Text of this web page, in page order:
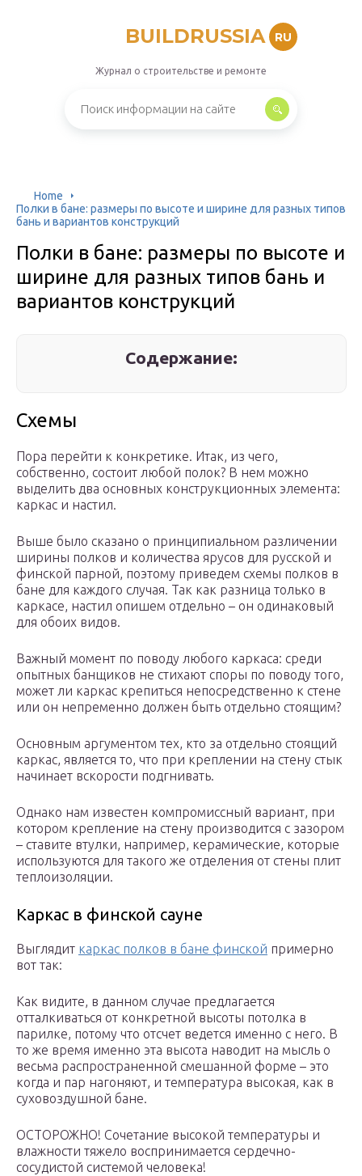
BUILDRUSSIA RU
Журнал о строительстве и ремонте
Home
Полки в бане: размеры по высоте и ширине для разных типов
бань и вариантов конструкций
Полки в бане: размеры по высоте и
ширине для разных типов бань и
вариантов конструкций
Содержание:
Схемы
Пора перейти к конкретике. Итак, из чего,
собственно, состоит любой полок? В нем можно
выделить два основных конструкционных элемента:
каркас и настил.
Выше было сказано о принципиальном различении
ширины полков и количества ярусов для русской и
финской парной, поэтому приведем схемы полков в
бане для каждого случая. Так как разница только в
каркасе, настил опишем отдельно – он одинаковый
для обоих видов.
Важный момент по поводу любого каркаса: среди
опытных банщиков не стихают споры по поводу того,
может ли каркас крепиться непосредственно к стене
или он непременно должен быть отдельно стоящим?
Основным аргументом тех, кто за отдельно стоящий
каркас, является то, что при креплении на стену стык
начинает вскорости подгнивать.
Однако нам известен компромиссный вариант, при
котором крепление на стену производится с зазором
– ставите втулки, например, керамические, которые
используются для такого же отделения от стены плит
теплоизоляции.
Каркас в финской сауне
Выглядит каркас полков в бане финской примерно
вот так:
Как видите, в данном случае предлагается
отталкиваться от конкретной высоты потолка в
парилке, потому что отсчет ведется именно с него. В
то же время именно эта высота наводит на мысль о
весьма распространенной смешанной форме – это
когда и пар нагоняют, и температура высокая, как в
суховоздушной бане.
ОСТОРОЖНО! Сочетание высокой температуры и
влажности тяжело воспринимается сердечно-
сосудистой системой человека!